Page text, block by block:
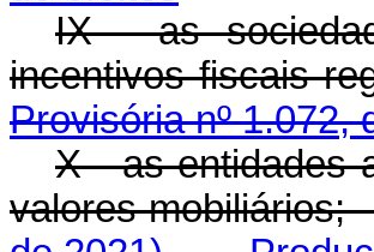
IX - as
incentivos fiscais
Provisória nº 1.072,
X - as entidades
valores